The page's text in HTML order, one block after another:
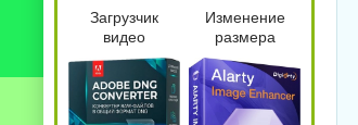
Загрузчик
видео
Kinescope
Downloader
Video + 2.3.1
Изменение
размера
картинок Light
Image Resizer
Pro 7.6.5.176
by 7997